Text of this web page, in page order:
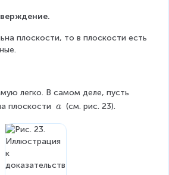
a
плоскости, то в плоскости есть
легко. В самом деле, пусть
плоскости \
a (см. рис. 23).